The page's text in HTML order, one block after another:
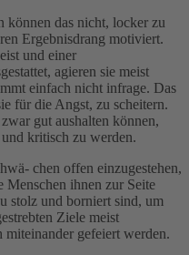
können das nicht, locker zu
Ergebnisdrang motiviert.
und einer
agieren sie meist
einfach nicht infrage. Das
für die Angst, zu scheitern.
gut aushalten können,
kritisch zu werden.
chen offen einzugestehen,
Menschen ihnen zur Seite
stolz und borniert sind, um
Ziele meist
miteinander gefeiert werden.